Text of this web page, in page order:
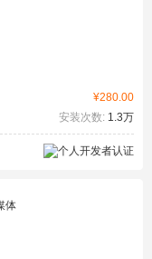
¥280.00
安装次数: 1.3万